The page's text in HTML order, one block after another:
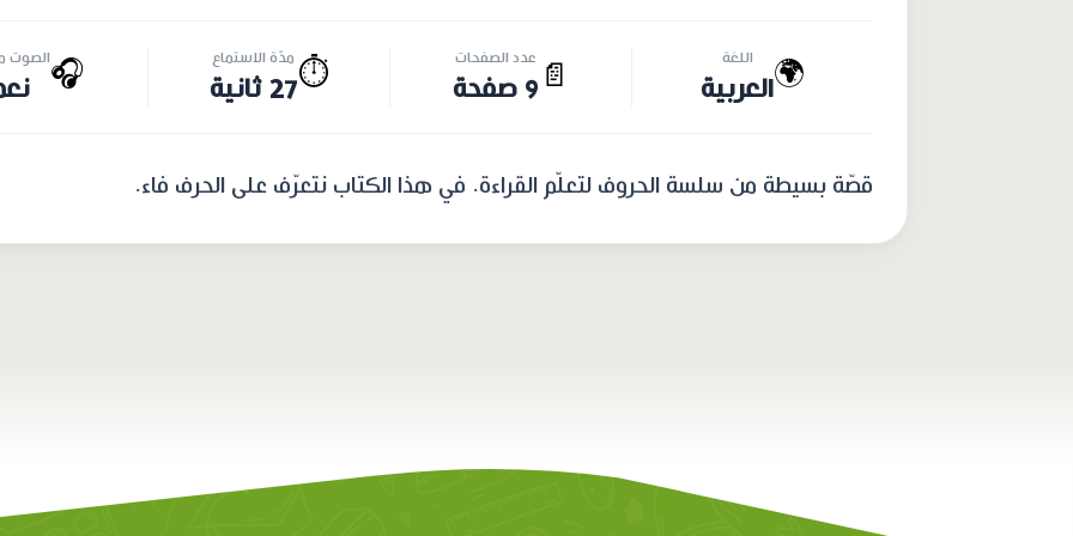
🌍 اللغة
العربية 📄
عدد الصفحات
9 صفحة ⏱️ مدّة الاستماع
27 ثانية 🎧الصوت
قصّة بسيطة من سلسة الحروف لتعلّم القراءة. في هذا الكتاب نتعرّف على الحرف فاء.